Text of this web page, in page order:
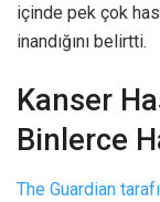
içinde pek çok
inandığını belirtti.
Kanser
Binlerce
The Guardian